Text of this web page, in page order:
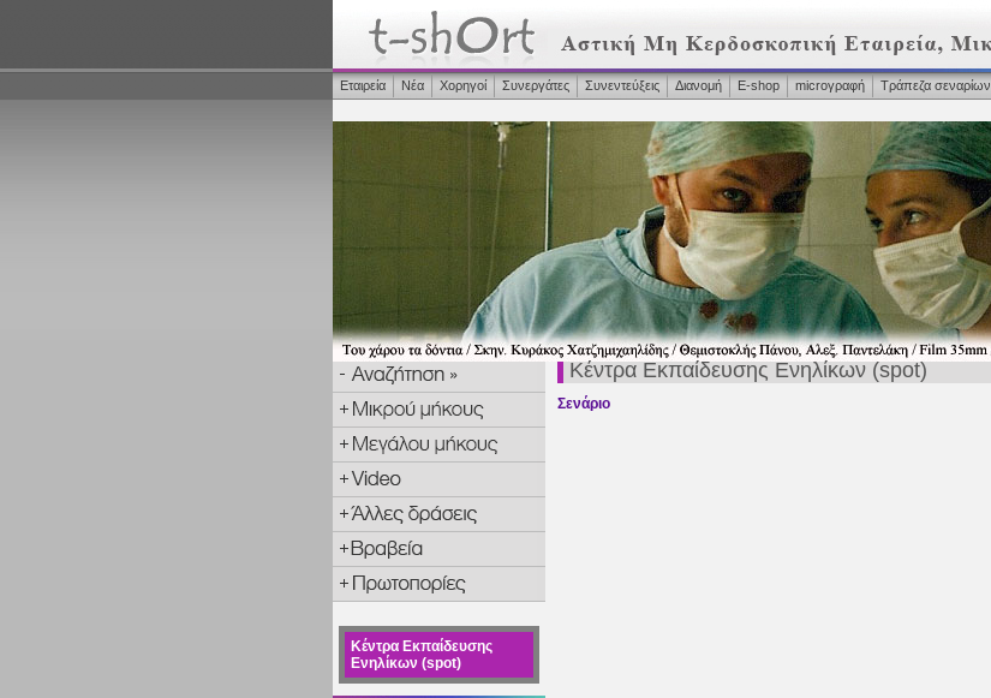
Εταιρεία Νέα Χορηγοί Συνεργάτες Συνεντεύξεις Διανομή Ε-shop microγραφή Τράπεζα σεναρίων
Κέντρα Εκπαίδευσης
Ενηλίκων (spot)
Κέντρα Εκπαίδευσης Ενηλίκων (spot)
Σενάριο